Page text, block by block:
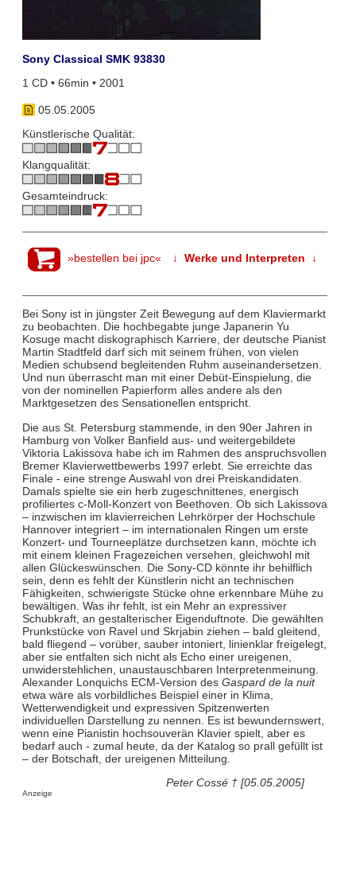
Sony Classical SMK 93830
1 CD • 66min • 2001
05.05.2005
Künstlerische Qualität:
Klangqualität:
Gesamteindruck:
»bestellen bei jpc« ↓ Werke und Interpreten ↓
Bei Sony ist in jüngster Zeit Bewegung auf dem Klaviermarkt
zu beobachten. Die hochbegabte junge Japanerin Yu
Kosuge macht diskographisch Karriere, der deutsche Pianist
Martin Stadtfeld darf sich mit seinem frühen, von vielen
Medien schubsend begleitenden Ruhm auseinandersetzen.
Und nun überrascht man mit einer Debüt-Einspielung, die
von der nominellen Papierform alles andere als den
Marktgesetzen des Sensationellen entspricht.
Die aus St. Petersburg stammende, in den 90er Jahren in
Hamburg von Volker Banfield aus- und weitergebildete
Viktoria Lakissova habe ich im Rahmen des anspruchsvollen
Bremer Klavierwettbewerbs 1997 erlebt. Sie erreichte das
Finale - eine strenge Auswahl von drei Preiskandidaten.
Damals spielte sie ein herb zugeschnittenes, energisch
profiliertes c-Moll-Konzert von Beethoven. Ob sich Lakissova
– inzwischen im klavierreichen Lehrkörper der Hochschule
Hannover integriert – im internationalen Ringen um erste
Konzert- und Tourneeplätze durchsetzen kann, möchte ich
mit einem kleinen Fragezeichen versehen, gleichwohl mit
allen Glückeswünschen. Die Sony-CD könnte ihr behilflich
sein, denn es fehlt der Künstlerin nicht an technischen
Fähigkeiten, schwierigste Stücke ohne erkennbare Mühe zu
bewältigen. Was ihr fehlt, ist ein Mehr an expressiver
Schubkraft, an gestalterischer Eigenduftnote. Die gewählten
Prunkstücke von Ravel und Skrjabin ziehen – bald gleitend,
bald fliegend – vorüber, sauber intoniert, linienklar freigelegt,
aber sie entfalten sich nicht als Echo einer ureigenen,
unwiderstehlichen, unaustauschbaren Interpretenmeinung.
Alexander Lonquichs ECM-Version des Gaspard de la nuit
etwa wäre als vorbildliches Beispiel einer in Klima,
Wetterwendigkeit und expressiven Spitzenwerten
individuellen Darstellung zu nennen. Es ist bewundernswert,
wenn eine Pianistin hochsouverän Klavier spielt, aber es
bedarf auch - zumal heute, da der Katalog so prall gefüllt ist
– der Botschaft, der ureigenen Mitteilung.
Peter Cossé † [05.05.2005]
Anzeige